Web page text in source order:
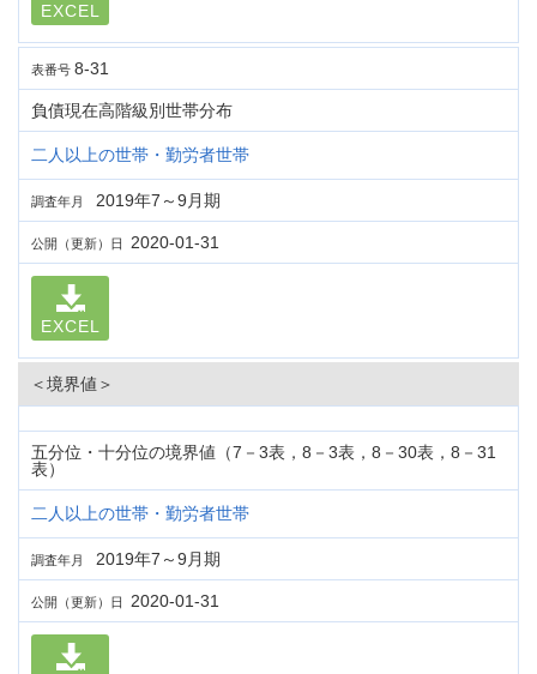
EXCEL
表番号 8-31
負債現在高階級別世帯分布
二人以上の世帯・勤労者世帯
調査年月 2019年7～9月期
公開（更新）日 2020-01-31
EXCEL
＜境界値＞
五分位・十分位の境界値（7－3表，8－3表，8－30表，8－31
表）
二人以上の世帯・勤労者世帯
調査年月 2019年7～9月期
公開（更新）日 2020-01-31